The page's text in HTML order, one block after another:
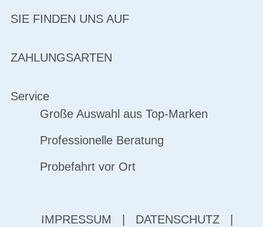
SIE FINDEN UNS AUF
ZAHLUNGSARTEN
Service
Große Auswahl aus Top-Marken
Professionelle Beratung
Probefahrt vor Ort
IMPRESSUM DATENSCHUTZ